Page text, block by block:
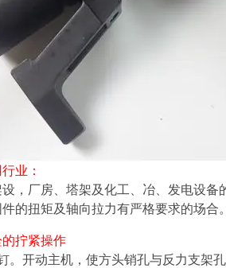
业：
，厂房、塔架及化工、冶、发电设
的扭矩及轴向拉力有严格要求的场合。
拧紧操作
。开动主机，使方头销孔与反力支架